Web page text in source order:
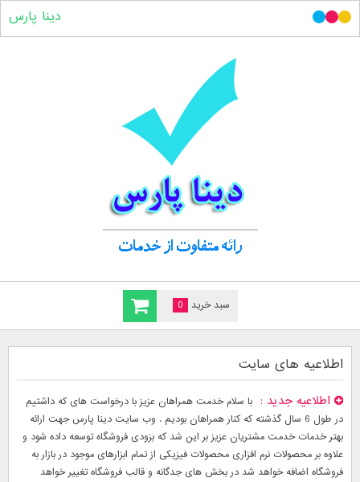
سبد خرید 0
دینا پارس
اطلاعیه های سایت
اطلاعیه جدید
با سلام خدمت همراهان عزیز با درخواست های که داشتیم
در طول 6 سال گذشته که کنار همراهان بودیم . وب سایت دینا پارس جهت ارائه
بهتر خدمات خدمت مشتریان عزیز بر این شد که بزودی فروشگاه توسعه داده شود و
علاوه بر محصولات نرم افزاری محصولات فیزیکی از تمام ابزارهای موجود در بازار به
فروشگاه اضافه خواهد شد در بخش های جدگانه و قالب فروشگاه تغییر خواهد